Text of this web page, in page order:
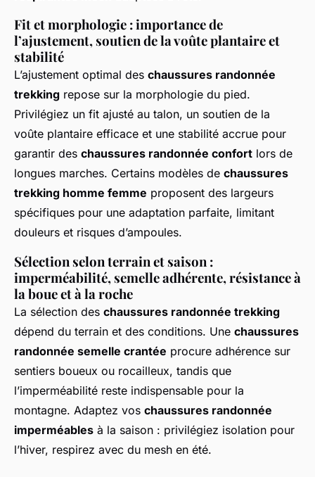
Fit et morphologie : importance de
l’ajustement, soutien de la voûte plantaire et
stabilité
L’ajustement optimal des chaussures randonnée
trekking repose sur la morphologie du pied.
Privilégiez un fit ajusté au talon, un soutien de la
voûte plantaire efficace et une stabilité accrue pour
garantir des chaussures randonnée confort lors de
longues marches. Certains modèles de chaussures
trekking homme femme proposent des largeurs
spécifiques pour une adaptation parfaite, limitant
douleurs et risques d’ampoules.
Sélection selon terrain et saison :
imperméabilité, semelle adhérente, résistance à
la boue et à la roche
La sélection des chaussures randonnée trekking
dépend du terrain et des conditions. Une chaussures
randonnée semelle crantée procure adhérence sur
sentiers boueux ou rocailleux, tandis que
l’imperméabilité reste indispensable pour la
montagne. Adaptez vos chaussures randonnée
imperméables à la saison : privilégiez isolation pour
l’hiver, respirez avec du mesh en été.